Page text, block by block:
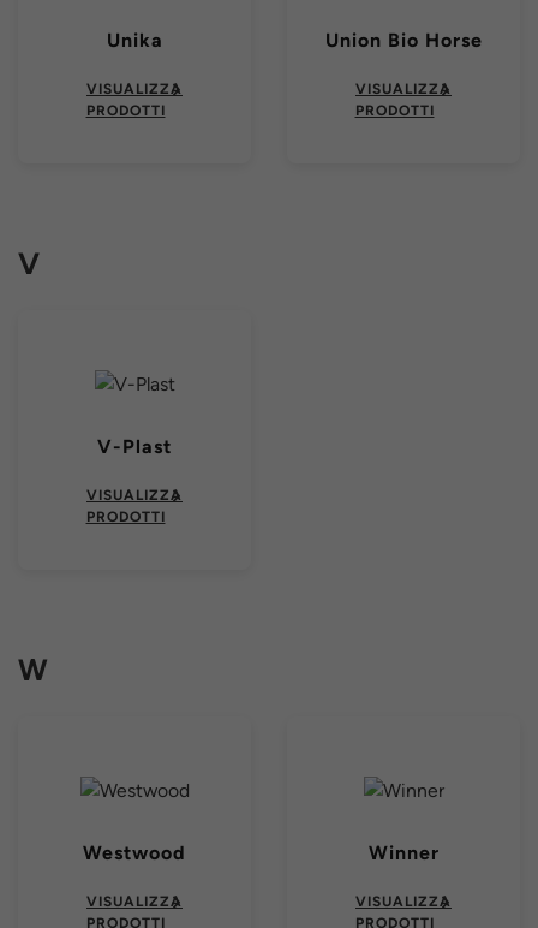
Unika
VISUALIZZA
PRODOTTI
Union Bio Horse
VISUALIZZA
PRODOTTI
V
V-Plast
VISUALIZZA
PRODOTTI
W
Westwood
VISUALIZZA
PRODOTTI
Winner
VISUALIZZA
PRODOTTI